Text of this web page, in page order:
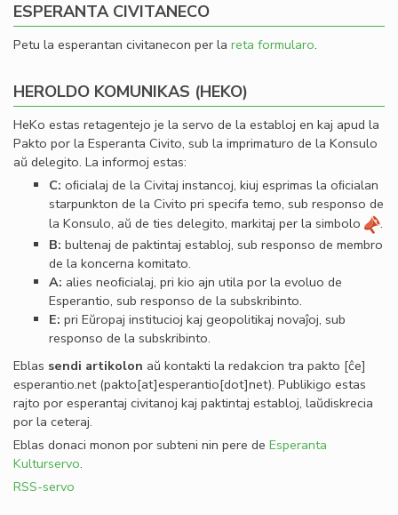
ESPERANTA CIVITANECO
Petu la esperantan civitanecon per la reta formularo.
HEROLDO KOMUNIKAS (HEKO)
HeKo estas retagentejo je la servo de la establoj en kaj apud la
Pakto por la Esperanta Civito, sub la imprimaturo de la Konsulo
aŭ delegito. La informoj estas:
C: oﬁcialaj de la Civitaj instancoj, kiuj esprimas la oﬁcialan
starpunkton de la Civito pri specifa temo, sub responso de
la Konsulo, aŭ de ties delegito, markitaj per la simbolo
.
B: bultenaj de paktintaj establoj, sub responso de membro
de la koncerna komitato.
A: alies neoﬁcialaj, pri kio ajn utila por la evoluo de
Esperantio, sub responso de la subskribinto.
E: pri Eŭropaj institucioj kaj geopolitikaj novaĵoj, sub
responso de la subskribinto.
Eblas sendi artikolon aŭ kontakti la redakcion tra pakto [ĉe]
esperantio.net(pakto[at]esperantio[dot]net). Publikigo estas
rajto por esperantaj civitanoj kaj paktintaj establoj, laŭdiskrecia
por la ceteraj.
Eblas donaci monon por subteni nin pere de Esperanta
Kulturservo.
RSS-servo